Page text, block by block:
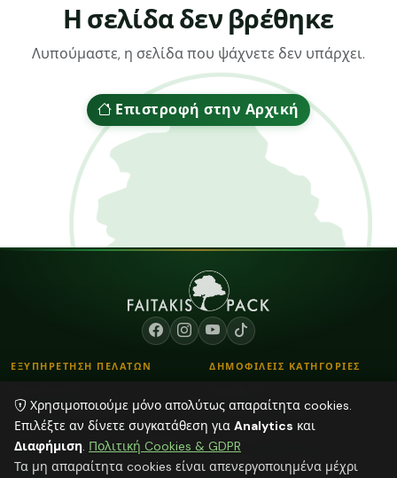
Η σελίδα δεν βρέθηκε
Λυπούμαστε, η σελίδα που ψάχνετε δεν υπάρχει.
Επιστροφή στην Αρχική
ΕΞΥΠΗΡΕΤΗΣΗ ΠΕΛΑΤΩΝ
Τρόποι Παραγγελίας
Τρόποι Αποστολής & Πληρωμής
Blog
ΔΗΜΟΦΙΛΕΙΣ ΚΑΤΗΓΟΡΙΕΣ
Λουλούδια - Βάζα
Αποξηραμένα φυτά
Plexiglass Διακοσμητικά
Χρησιμοποιούμε μόνο απολύτως απαραίτητα cookies.
Επιλέξτε αν δίνετε συγκατάθεση για Analytics και
Διαφήμιση. Πολιτική Cookies & GDPR
Τα μη απαραίτητα cookies είναι απενεργοποιημένα μέχρι